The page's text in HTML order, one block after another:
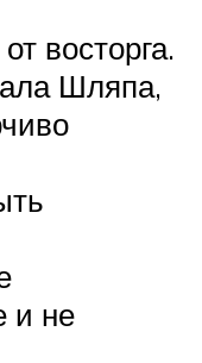
восторга.
Шляпа,
и не